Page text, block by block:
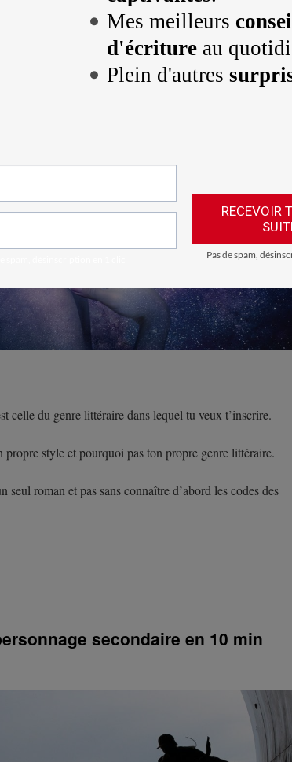
celle du genre littéraire dans lequel tu veux t’inscrire.
style et pourquoi pas ton propre genre littéraire.
seul roman et pas sans connaître d’abord les codes des
secondaire en 10 min